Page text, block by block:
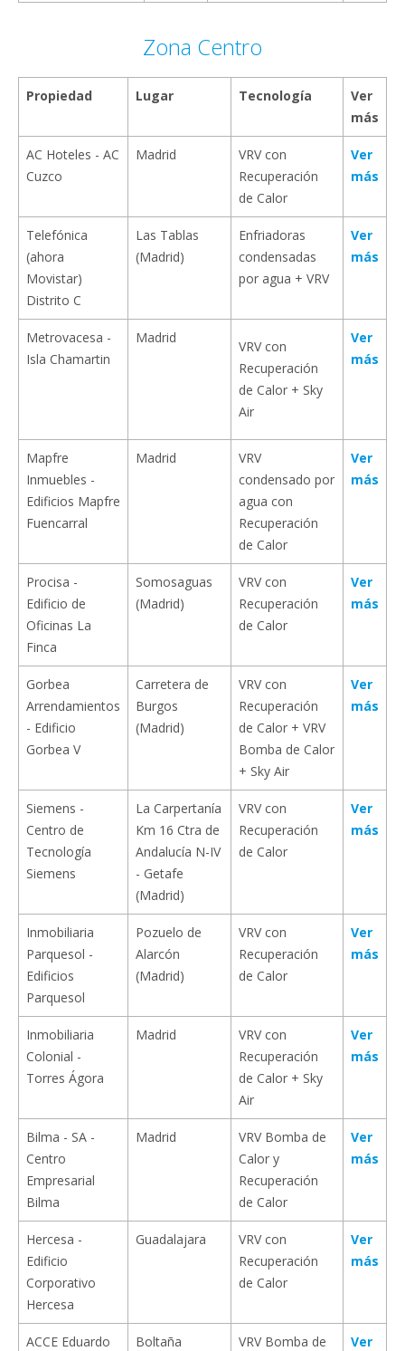
Zona Centro
Propiedad Lugar Tecnología
Ver
más
AC Hoteles - AC
Cuzco
Madrid
VRV con
Recuperación
de Calor
Ver
más
Telefónica
(ahora
Movistar)
Distrito C
Las Tablas
(Madrid)
Enfriadoras
condensadas
por agua + VRV
Ver
más
Metrovacesa -
Isla Chamartin
Madrid
VRV con
Recuperación
de Calor + Sky
Air
Ver
más
Mapfre
Inmuebles -
Edificios Mapfre
Fuencarral
Madrid
VRV
condensado por
agua con
Recuperación
de Calor
Ver
más
Procisa -
Edificio de
Oficinas La
Finca
Somosaguas
(Madrid)
VRV con
Recuperación
de Calor
Ver
más
Gorbea
Arrendamientos
- Edificio
Gorbea V
Carretera de
Burgos
(Madrid)
VRV con
Recuperación
de Calor + VRV
Bomba de Calor
+ Sky Air
Ver
más
Siemens -
Centro de
Tecnología
Siemens
La Carpertanía
Km 16 Ctra de
Andalucía N-IV
- Getafe
(Madrid)
VRV con
Recuperación
de Calor
Ver
más
Inmobiliaria
Parquesol -
Edificios
Parquesol
Pozuelo de
Alarcón
(Madrid)
VRV con
Recuperación
de Calor
Ver
más
Inmobiliaria
Colonial -
Torres Ágora
Madrid
VRV con
Recuperación
de Calor + Sky
Air
Ver
más
Bilma - SA -
Centro
Empresarial
Bilma
Madrid
VRV Bomba de
Calor y
Recuperación
de Calor
Ver
más
Hercesa -
Edificio
Corporativo
Hercesa
Guadalajara
VRV con
Recuperación
de Calor
Ver
más
ACCE Eduardo
Boltaña
VRV Bomba de
Ver